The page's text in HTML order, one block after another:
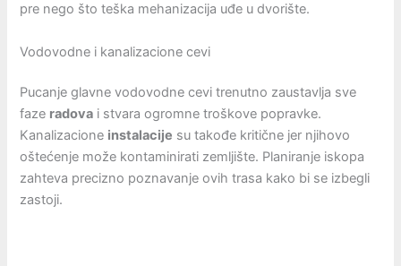
pre nego što teška mehanizacija uđe u dvorište.
Vodovodne i kanalizacione cevi
Pucanje glavne vodovodne cevi trenutno zaustavlja sve
faze radova i stvara ogromne troškove popravke.
Kanalizacione instalacije su takođe kritične jer njihovo
oštećenje može kontaminirati zemljište. Planiranje iskopa
zahteva precizno poznavanje ovih trasa kako bi se izbegli
zastoji.